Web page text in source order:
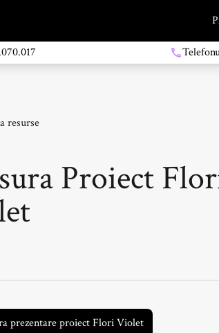
resurse
Proiect
prezentare proiect Flori Violet